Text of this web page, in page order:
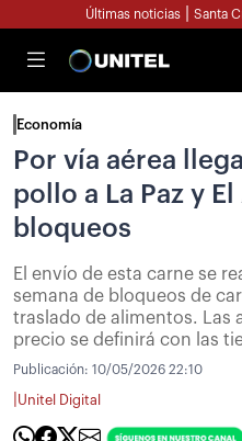
Últimas noticias Santa
Economía
Por vía aérea
pollo a La Paz y
bloqueos
El envío de esta carne se
semana de bloqueos de
traslado de alimentos. Las
precio se definirá con las
Publicación: 10/05/2026 22:10
Unitel Digital